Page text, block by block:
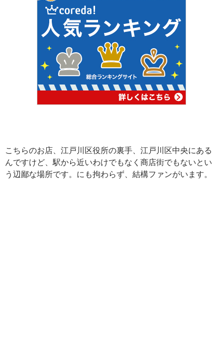
こちらのお店、江戸川区役所の裏手、江戸川区中央にある
んですけど、駅から近いわけでもなく商店街でもないとい
う辺鄙な場所です。にも拘わらず、結構ファンがいます。